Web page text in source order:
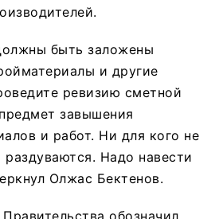
быть заложены
и другие
ревизию сметной
завышения
и работ. Ни для кого не
Надо навести
Олжас Бектенов.